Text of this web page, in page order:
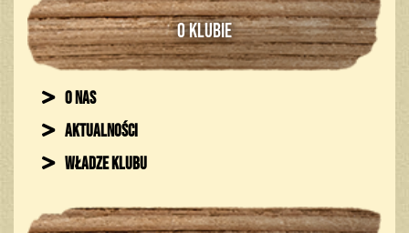
O KLUBIE
O nas
Aktualności
Władze klubu